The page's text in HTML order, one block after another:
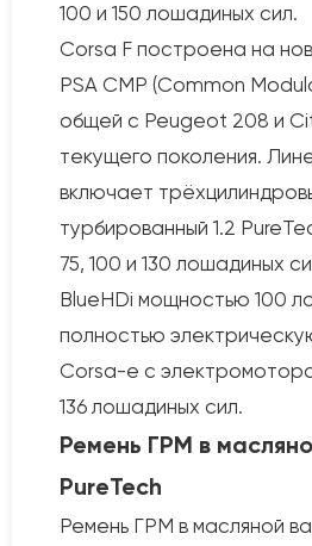
100 и 150 лошадиных сил.
Corsa F построена на
PSA CMP (Common
общей с Peugeot 208 и
текущего поколения.
включает
турбированный 1.2
75, 100 и 130 лошадиных
BlueHDi мощностью 100
полностью
Corsa-e с
136 лошадиных сил.
Ремень ГРМ в
PureTech
Ремень ГРМ в масляной